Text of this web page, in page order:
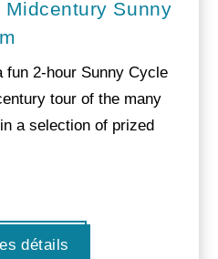
Sunny
fun 2-hour Sunny Cycle
tour of the many
a selection of prized
détails